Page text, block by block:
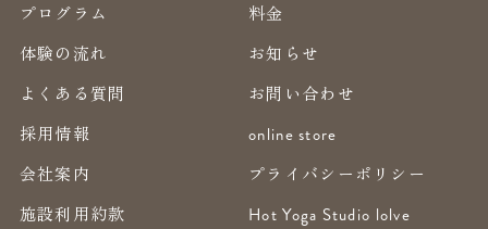
プログラム
料金
体験の流れ
お知らせ
よくある質問
お問い合わせ
採用情報
online store
会社案内
プライバシーポリシー
施設利用約款
Hot Yoga Studio lolve